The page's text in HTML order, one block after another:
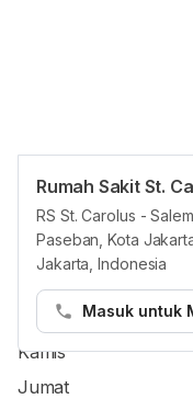
Rumah Sakit St.
RS St. Carolus -
Paseban, Kota
Jakarta, Indonesia
Masuk untuk
Jam reguler
Senin
Rabu
Kamis
Jumat